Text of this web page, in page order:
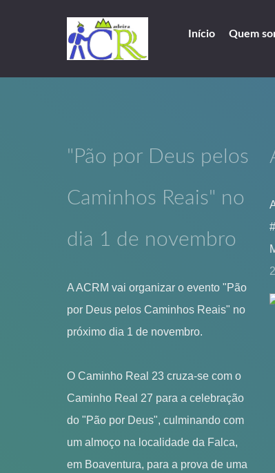
Início Quem
"Pão por Deus pelos
Caminhos Reais" no
dia 1 de novembro
A ACRM vai organizar o evento "Pão
por Deus pelos Caminhos Reais" no
próximo dia 1 de novembro.
O Caminho Real 23 cruza-se com o
Caminho Real 27 para a celebração
do "Pão por Deus", culminando com
um almoço na localidade da Falca,
em Boaventura, para a prova de uma